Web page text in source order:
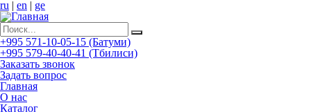
ru | en | ge
+995 571-10-05-15 (Батуми)
+995 579-40-40-41 (Тбилиси)
Заказать звонок
Задать вопрос
Главная
О нас
Каталог